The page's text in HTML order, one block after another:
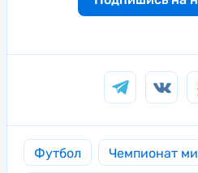
Футбол Чемпионат